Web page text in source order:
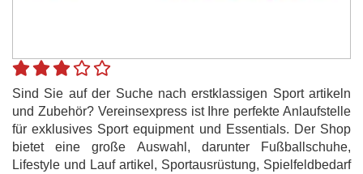
Sind Sie auf der Suche nach erstklassigen Sport artikeln
und Zubehör? Vereinsexpress ist Ihre perfekte Anlaufstelle
für exklusives Sport equipment und Essentials. Der Shop
bietet eine große Auswahl, darunter Fußballschuhe,
Lifestyle und Lauf artikel, Sportausrüstung, Spielfeldbedarf